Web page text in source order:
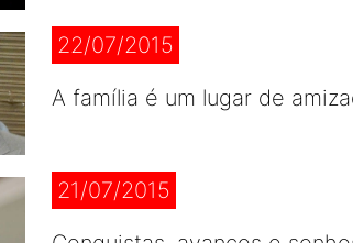
22/07/2015
A família é um lugar de
21/07/2015